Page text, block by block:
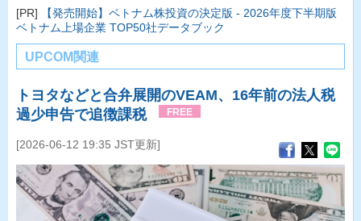
[PR]
【発売開始】ベトナム株投資の決定版 - 2026年度下半期版
ベトナム上場企業 TOP50社データブック
UPCOM関連
トヨタなどと合弁展開のVEAM、16年前の法人税
過少申告で追徴課税
FREE
[2026-06-12 19:35 JST更新]